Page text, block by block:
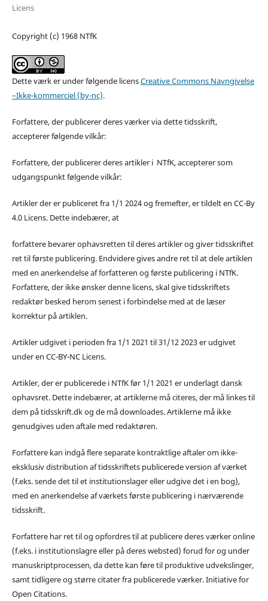
Licens
Copyright (c) 1968 NTfK
Dette værk er under følgende licensCreative Commons Navngivelse
–Ikke-kommerciel (by-nc).
Forfattere, der publicerer deres værker via dette tidsskrift,
accepterer følgende vilkår:
Forfattere, der publicerer deres artikler i NTfK, accepterer som
udgangspunkt følgende vilkår:
Artikler der er publiceret fra 1/1 2024 og fremefter, er tildelt en CC-By
4.0 Licens. Dette indebærer, at
forfattere bevarer ophavsretten til deres artikler og giver tidsskriftet
ret til første publicering. Endvidere gives andre ret til at dele artiklen
med en anerkendelse af forfatteren og første publicering i NTfK.
Forfattere, der ikke ønsker denne licens, skal give tidsskriftets
redaktør besked herom senest i forbindelse med at de læser
korrektur på artiklen.
Artikler udgivet i perioden fra 1/1 2021 til 31/12 2023 er udgivet
under en CC-BY-NC Licens.
Artikler, der er publicerede i NTfK før 1/1 2021 er underlagt dansk
ophavsret. Dette indebærer, at artiklerne må citeres, der må linkes til
dem på tidsskrift.dk og de må downloades. Artiklerne må ikke
genudgives uden aftale med redaktøren.
Forfattere kan indgå flere separate kontraktlige aftaler om ikke-
eksklusiv distribution af tidsskriftets publicerede version af værket
(f.eks. sende det til et institutionslager eller udgive det i en bog),
med en anerkendelse af værkets første publicering i nærværende
tidsskrift.
Forfattere har ret til og opfordres til at publicere deres værker online
(f.eks. i institutionslagre eller på deres websted) forud for og under
manuskriptprocessen, da dette kan føre til produktive udvekslinger,
samt tidligere og større citater fra publicerede værker. Initiative for
Open Citations.